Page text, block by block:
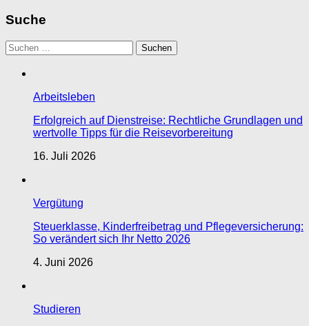
Suche
Suchen
nach:
Arbeitsleben
Erfolgreich auf Dienstreise: Rechtliche Grundlagen und
wertvolle Tipps für die Reisevorbereitung
16. Juli 2026
Vergütung
Steuerklasse, Kinderfreibetrag und Pflegeversicherung:
So verändert sich Ihr Netto 2026
4. Juni 2026
Studieren